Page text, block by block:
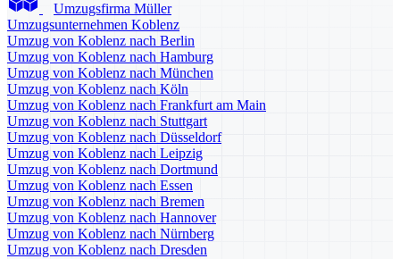
Umzugsfirma Müller
Umzugsunternehmen Koblenz
Umzug von Koblenz nach Berlin
Umzug von Koblenz nach Hamburg
Umzug von Koblenz nach München
Umzug von Koblenz nach Köln
Umzug von Koblenz nach Frankfurt am Main
Umzug von Koblenz nach Stuttgart
Umzug von Koblenz nach Düsseldorf
Umzug von Koblenz nach Leipzig
Umzug von Koblenz nach Dortmund
Umzug von Koblenz nach Essen
Umzug von Koblenz nach Bremen
Umzug von Koblenz nach Hannover
Umzug von Koblenz nach Nürnberg
Umzug von Koblenz nach Dresden